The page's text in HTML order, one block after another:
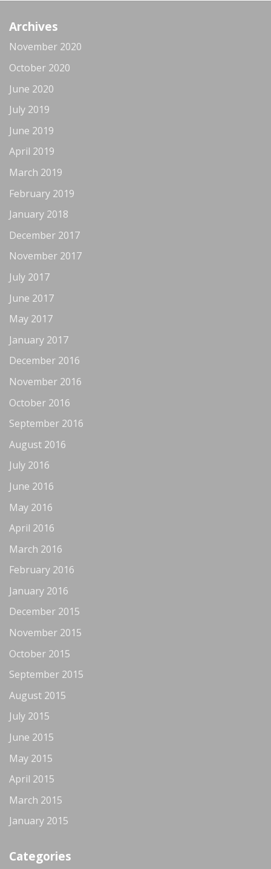
Archives
November 2020
October 2020
June 2020
July 2019
June 2019
April 2019
March 2019
February 2019
January 2018
December 2017
November 2017
July 2017
June 2017
May 2017
January 2017
December 2016
November 2016
October 2016
September 2016
August 2016
July 2016
June 2016
May 2016
April 2016
March 2016
February 2016
January 2016
December 2015
November 2015
October 2015
September 2015
August 2015
July 2015
June 2015
May 2015
April 2015
March 2015
January 2015
Categories